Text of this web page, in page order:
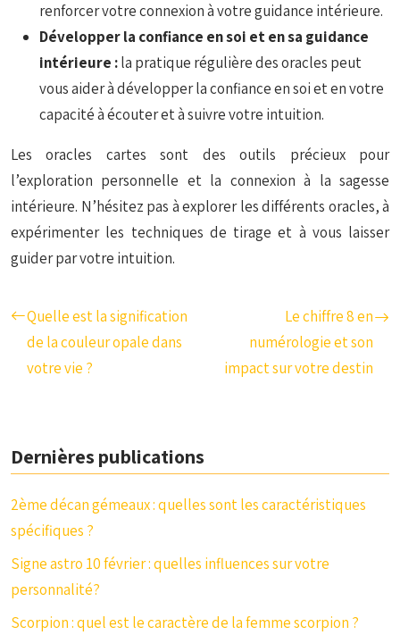
renforcer votre connexion à votre guidance intérieure.
Développer la confiance en soi et en sa guidance
intérieure :la pratique régulière des oracles peut
vous aider à développer la confiance en soi et en votre
capacité à écouter et à suivre votre intuition.
Les oracles cartes sont des outils précieux pour
l’exploration personnelle et la connexion à la sagesse
intérieure. N’hésitez pas à explorer les différents oracles, à
expérimenter les techniques de tirage et à vous laisser
guider par votre intuition.
Quelle est la signification
de la couleur opale dans
votre vie ?
Le chiffre 8 en
numérologie et son
impact sur votre destin
Dernières publications
2ème décan gémeaux : quelles sont les caractéristiques
spécifiques ?
Signe astro 10 février : quelles influences sur votre
personnalité?
Scorpion : quel est le caractère de la femme scorpion ?